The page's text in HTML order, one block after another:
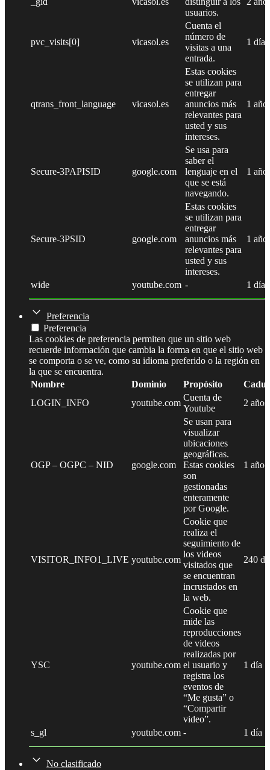
usuarios.
pvc_visits[0] vicasol.es
Cuenta el
número de
visitas a una
entrada.
1 día
qtrans_front_language vicasol.es
Estas cookies
se utilizan para
entregar
anuncios más
relevantes para
usted y sus
intereses.
1 año
Secure-3PAPISID google.com
Se usa para
saber el
lenguaje en el
que se está
navegando.
1 año
Secure-3PSID google.com
Estas cookies
se utilizan para
entregar
anuncios más
relevantes para
usted y sus
intereses.
1 año
wide youtube.com - 1 día
Preferencia
Preferencia
Las cookies de preferencia permiten que un sitio web
recuerde información que cambia la forma en que el sitio web
se comporta o se ve, como su idioma preferido o la región en
la que se encuentra.
Nombre
Dominio Propósito
LOGIN_INFO
youtube.com
Cuenta de
Youtube
2 años
OGP – OGPC – NID google.com
Se usan para
visualizar
ubicaciones
geográficas.
Estas cookies
son
gestionadas
enteramente
por Google.
1 año
VISITOR_INFO1_LIVE youtube.com
Cookie que
realiza el
seguimiento de
los videos
visitados que
se encuentran
incrustados en
la web.
240
YSC youtube.com
Cookie que
mide las
reproducciones
de videos
realizadas por
el usuario y
registra los
eventos de
“Me gusta” o
“Compartir
video”.
1 día
s_gl youtube.com - 1 día
No clasificado